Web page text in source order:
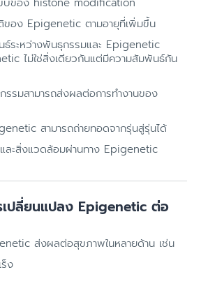
ของ Epigenetic ตามอายุที่เพิ่มขึ้น
ธ์ระหว่างพันธุกรรมและ Epigenetic
ไม่ใช่สิ่งเดียวกันแต่มีความสัมพันธ์กัน
รมสามารถส่งผลต่อการทำงานของ
สามารถถ่ายทอดจากรุ่นสู่รุ่นได้
ละสิ่งแวดล้อมผ่านทาง Epigenetic
เปลี่ยนแปลง Epigenetic ต่อ
ส่งผลต่อสุขภาพในหลายด้าน เช่น
ง